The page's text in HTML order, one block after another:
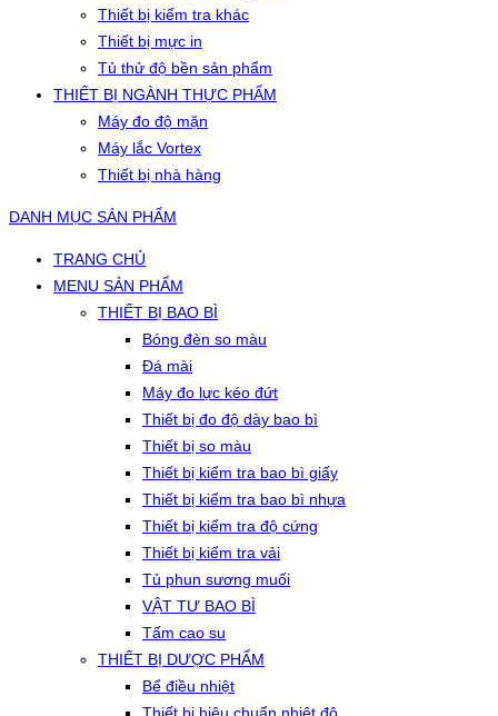
Thiết bị kiểm tra khác
Thiết bị mực in
Tủ thử độ bền sản phẩm
THIẾT BỊ NGÀNH THỰC PHẨM
Máy đo độ mặn
Máy lắc Vortex
Thiết bị nhà hàng
DANH MỤC SẢN PHẨM
TRANG CHỦ
MENU SẢN PHẨM
THIẾT BỊ BAO BÌ
Bóng đèn so màu
Đá mài
Máy đo lực kéo đứt
Thiết bị đo độ dày bao bì
Thiết bị so màu
Thiết bị kiểm tra bao bì giấy
Thiết bị kiểm tra bao bì nhựa
Thiết bị kiểm tra độ cứng
Thiết bị kiểm tra vải
Tủ phun sương muối
VẬT TƯ BAO BÌ
Tấm cao su
THIẾT BỊ DƯỢC PHẨM
Bể điều nhiệt